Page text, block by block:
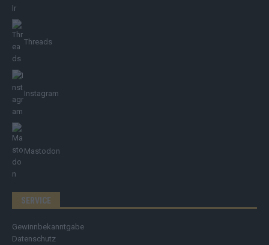
Threads
Instagram
Mastodon
SERVICE
Gewinnbekanntgabe
Datenschutz